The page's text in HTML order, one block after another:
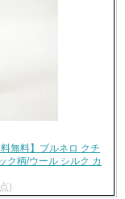
無料】ブルネロ クチ
ク柄/ウール シルク カ
)